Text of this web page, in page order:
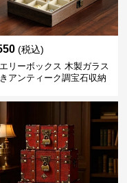
(税込)
リーボックス 木製ガラス
アンティーク調宝石収納